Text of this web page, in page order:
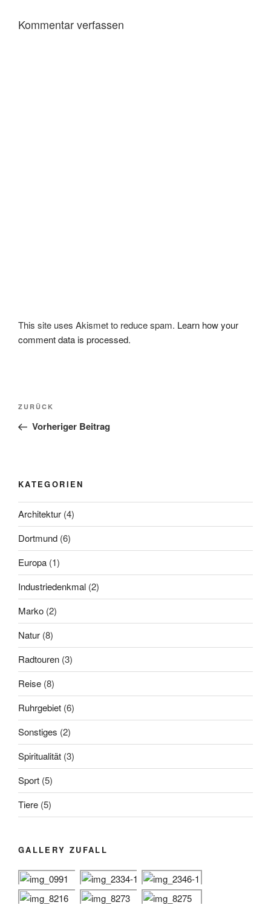
Kommentar verfassen
This site uses Akismet to reduce spam. Learn how your
comment data is processed.
Beitragsnavigation
Vorheriger
Beitrag
ZURÜCK
Vorheriger Beitrag
KATEGORIEN
Architektur (4)
Dortmund (6)
Europa (1)
Industriedenkmal (2)
Marko (2)
Natur (8)
Radtouren (3)
Reise (8)
Ruhrgebiet (6)
Sonstiges (2)
Spiritualität (3)
Sport (5)
Tiere (5)
GALLERY ZUFALL